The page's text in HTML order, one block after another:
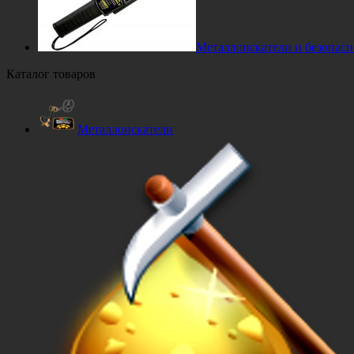
Металлоискатели и
Каталог товаров
Металлоискатели